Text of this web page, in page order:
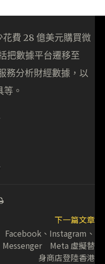
費 28 億美元購買微
把數據平台遷移至
務分析財經數據，以
。
下一篇文章
Facebook、Instagram、
Messenger Meta 虛擬替
身商店登陸香港